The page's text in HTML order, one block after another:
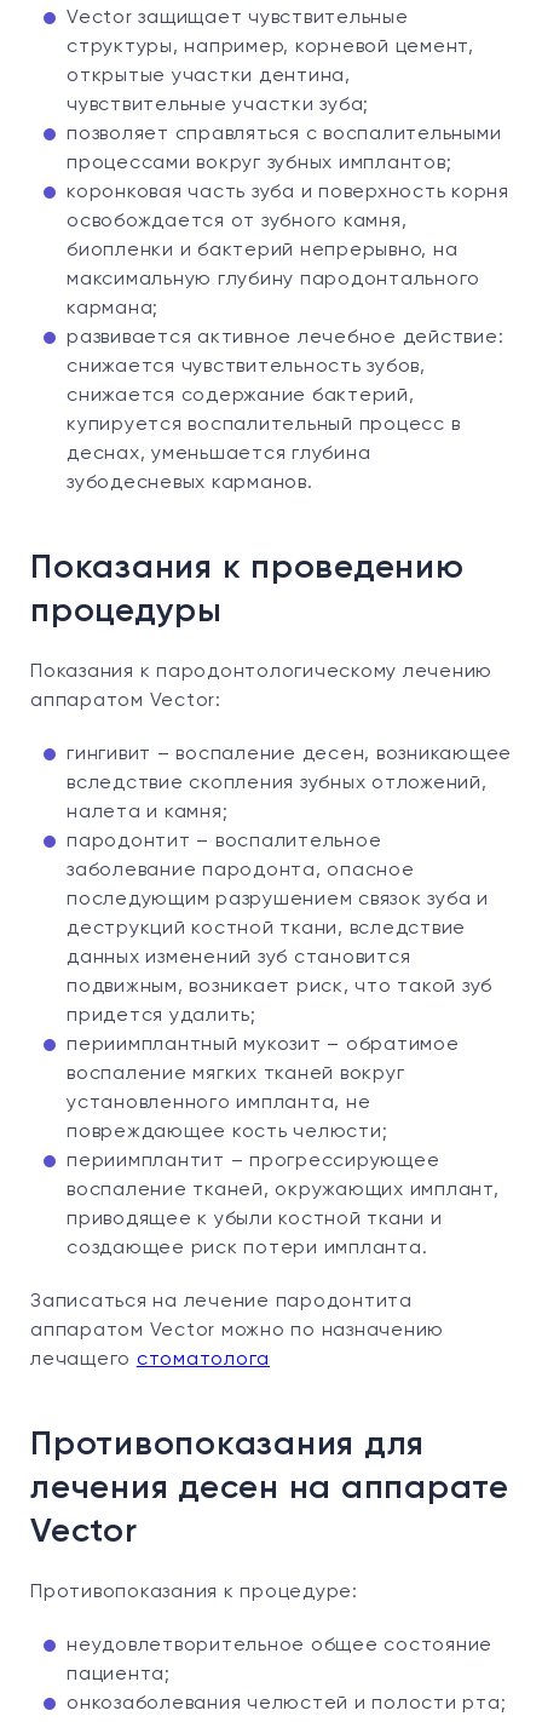
Vector защищает чувствительные
структуры, например, корневой цемент,
открытые участки дентина,
чувствительные участки зуба;
позволяет справляться с воспалительными
процессами вокруг зубных имплантов;
коронковая часть зуба и поверхность корня
освобождается от зубного камня,
биопленки и бактерий непрерывно, на
максимальную глубину пародонтального
кармана;
развивается активное лечебное действие:
снижается чувствительность зубов,
снижается содержание бактерий,
купируется воспалительный процесс в
деснах, уменьшается глубина
зубодесневых карманов.
Показания к проведению
процедуры
Показания к пародонтологическому лечению
аппаратом Vector:
гингивит – воспаление десен, возникающее
вследствие скопления зубных отложений,
налета и камня;
пародонтит – воспалительное
заболевание пародонта, опасное
последующим разрушением связок зуба и
деструкций костной ткани, вследствие
данных изменений зуб становится
подвижным, возникает риск, что такой зуб
придется удалить;
периимплантный мукозит – обратимое
воспаление мягких тканей вокруг
установленного импланта, не
повреждающее кость челюсти;
периимплантит – прогрессирующее
воспаление тканей, окружающих имплант,
приводящее к убыли костной ткани и
создающее риск потери импланта.
Записаться на лечение пародонтита
аппаратом Vector можно по назначению
лечащего стоматолога
Противопоказания для
лечения десен на аппарате
Vector
Противопоказания к процедуре:
неудовлетворительное общее состояние
пациента;
онкозаболевания челюстей и полости рта;